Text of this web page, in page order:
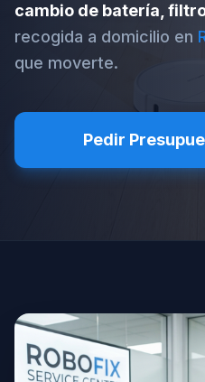
cambio de batería,
recogida a domicilio en
que moverte.
Pedir